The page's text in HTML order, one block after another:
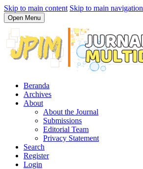
Skip to main content Skip to main
Open Menu
Beranda
Archives
About
About the Journal
Submissions
Editorial Team
Privacy Statement
Search
Register
Login